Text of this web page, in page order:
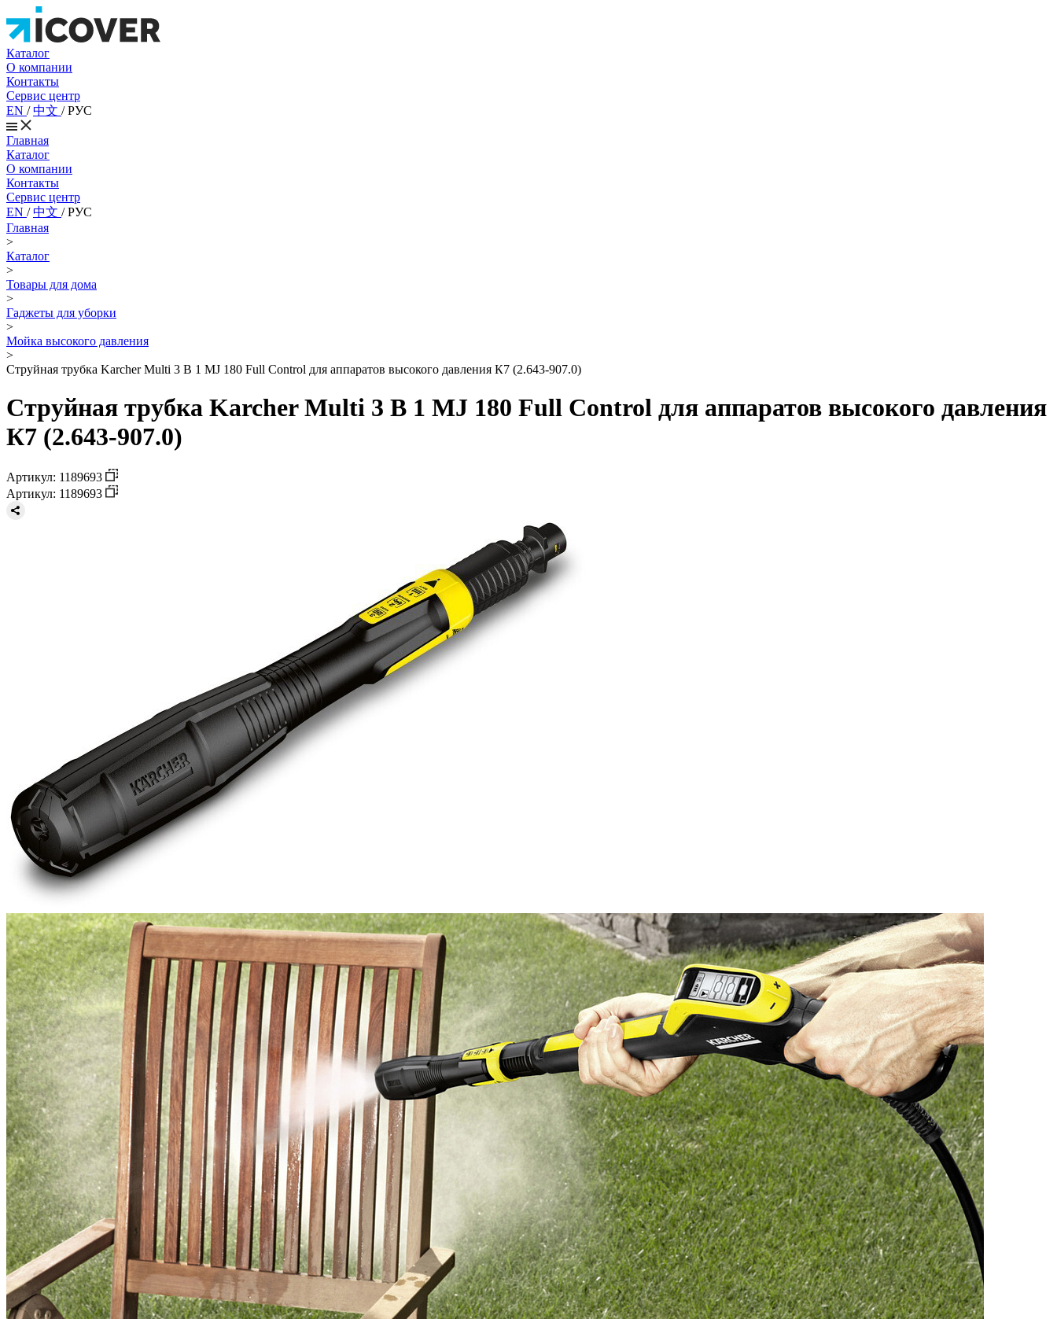
Каталог
О компании
Контакты
Сервис центр
EN /中文 /РУС
Главная
Каталог
О компании
Контакты
Сервис центр
EN /中文 /РУС
Главная
>
Каталог
>
Товары для дома
>
Гаджеты для уборки
>
Мойка высокого давления
>
Струйная трубка Karcher Multi 3 В 1 MJ 180 Full Control для аппаратов высокого давления К7 (2.643-907.0)
Струйная трубка Karcher Multi 3 В 1 MJ 180 Full Control для аппаратов высокого давления
К7 (2.643-907.0)
Артикул: 1189693
Артикул: 1189693